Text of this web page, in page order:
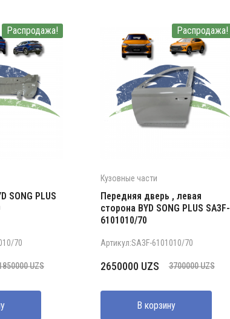
Распродажа!
SONG PLUS
70
UZS
Распродажа!
Кузовные части
Передняя дверь , левая
сторона BYD SONG PLUS SA3F-
6101010/70
Артикул:SA3F-6101010/70
3700000UZS
Первоначальная
составляла
3700000 UZS.
2650000 UZS
Текущая
2650000 UZS.
В корзину